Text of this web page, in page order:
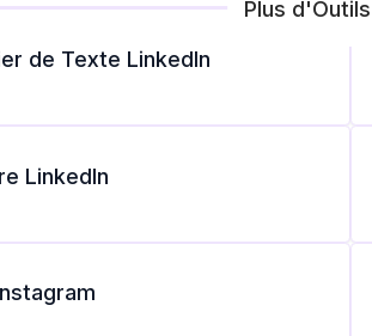
Plus
de Texte LinkedIn
LinkedIn